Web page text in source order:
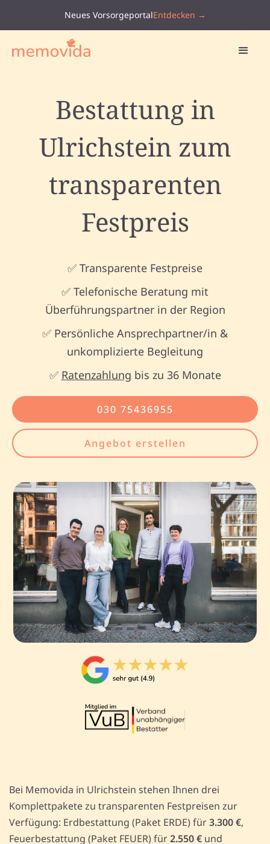
Neues VorsorgeportalEntdecken →
Bestattung in
Ulrichstein zum
transparenten
Festpreis
✅ Transparente Festpreise
✅ Telefonische Beratung mit
Überführungspartner in der Region
✅ Persönliche Ansprechpartner/in &
unkomplizierte Begleitung
✅ Ratenzahlung bis zu 36 Monate
030 75436955
Angebot erstellen
Bei Memovida in Ulrichstein stehen Ihnen drei
Komplettpakete zu transparenten Festpreisen zur
Verfügung: Erdbestattung (Paket ERDE) für3.300 €,
Feuerbestattung (Paket FEUER) für2.550 € und